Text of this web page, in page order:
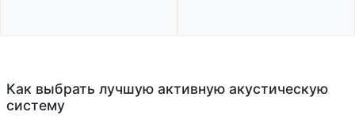
Как выбрать лучшую активную акустическую
систему